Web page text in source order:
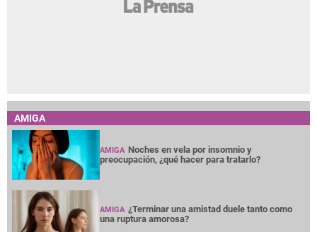
AMIGA
AMIGA Noches en vela por insomnio y
preocupación, ¿qué hacer para tratarlo?
AMIGA ¿Terminar una amistad duele tanto como
una ruptura amorosa?